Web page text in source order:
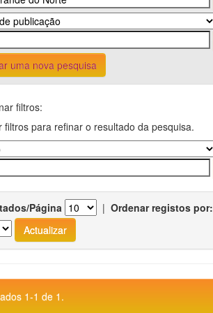
uma nova pesquisa
filtros:
filtros para refinar o resultado da pesquisa.
Página | Ordenar registos por:
1-1 de 1.